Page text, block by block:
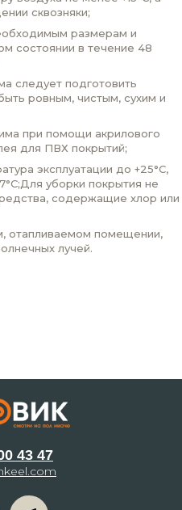
сквозняки;
размерам и
состоянии в течение 48
следует подготовить
ровным, чистым, сухим и
при помощи акрилового
для ПВХ покрытий;
эксплуатации до +25°С,
уборки покрытия не
содержащие хлор или
отапливаемом помещении,
лучей.
43 47